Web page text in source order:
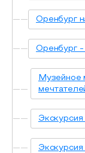
Оренбург
Оренбург -
Музейное
Экскурсия